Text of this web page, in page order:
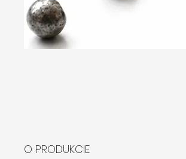
O PRODUKCIE